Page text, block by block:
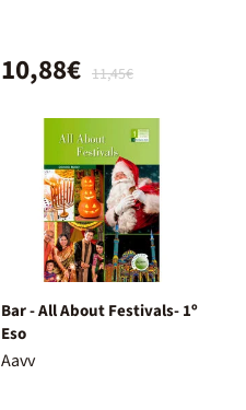
11,45€
10,88€
Bar - All About Festivals- 1º
Eso
Aavv